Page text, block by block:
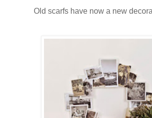
Old scarfs have now a new